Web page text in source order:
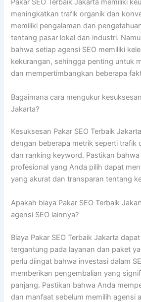
Pakar SEO Terbaik Jakarta memiliki
meningkatkan trafik organik dan
memiliki pengalaman dan
tentang pasar lokal dan industri.
bahwa setiap agensi SEO memiliki
kekurangan, sehingga penting untuk
dan mempertimbangkan beberapa
Bagaimana cara mengukur
Jakarta?
Kesuksesan Pakar SEO Terbaik
dengan beberapa metrik seperti trafik
dan ranking keyword. Pastikan
profesional yang Anda pilih dapat
yang akurat dan transparan tentang
Apakah biaya Pakar SEO Terbaik
agensi SEO lainnya?
Biaya Pakar SEO Terbaik Jakarta
tergantung pada layanan dan paket
perlu diingat bahwa investasi dalam
memberikan pengembalian yang
panjang. Pastikan bahwa Anda
dan manfaat sebelum memilih agensi